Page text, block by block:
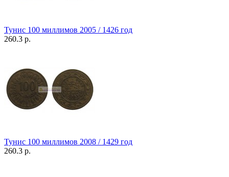
Тунис 100 миллимов 2005 / 1426 год
260.3 р.
Тунис 100 миллимов 2008 / 1429 год
260.3 р.